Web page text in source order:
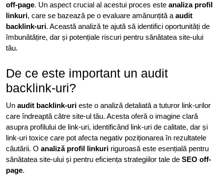
off-page. Un aspect crucial al acestui proces este analiza profil
linkuri, care se bazează pe o evaluare amănunțită aaudit
backlink-uri. Această analiză te ajută să identifici oportunități de
îmbunătățire, dar și potențiale riscuri pentru sănătatea site-ului
tău.
De ce este important un audit
backlink-uri?
Un audit backlink-uri este o analiză detaliată a tuturor link-urilor
care îndreaptă către site-ul tău. Acesta oferă o imagine clară
asupra profilului de link-uri, identificând link-uri de calitate, dar și
link-uri toxice care pot afecta negativ poziționarea în rezultatele
căutării. O analiză profil linkuri riguroasă este esențială pentru
sănătatea site-ului și pentru eficiența strategiilor tale de SEO off-
page.